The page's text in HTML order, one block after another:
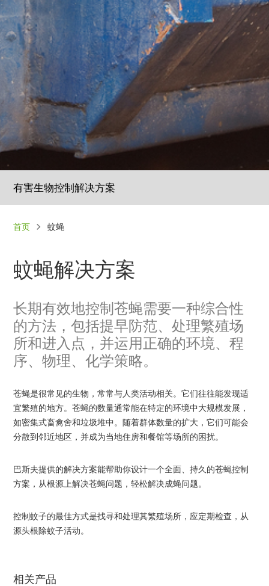
有害生物控制解决方案
面
屑
首页 蚊蝇
蚊蝇解决方案
长期有效地控制苍蝇需要一种综合性
的方法，包括提早防范、处理繁殖场
所和进入点，并运用正确的环境、程
序、物理、化学策略。
苍蝇是很常见的生物，常常与人类活动相关。它们往往能发现适
宜繁殖的地方。苍蝇的数量通常能在特定的环境中大规模发展，
如密集式畜禽舍和垃圾堆中。随着群体数量的扩大，它们可能会
分散到邻近地区，并成为当地住房和餐馆等场所的困扰。
巴斯夫提供的解决方案能帮助你设计一个全面、持久的苍蝇控制
方案，从根源上解决苍蝇问题，轻松解决成蝇问题。
控制蚊子的最佳方式是找寻和处理其繁殖场所，应定期检查，从
源头根除蚊子活动。
相关产品